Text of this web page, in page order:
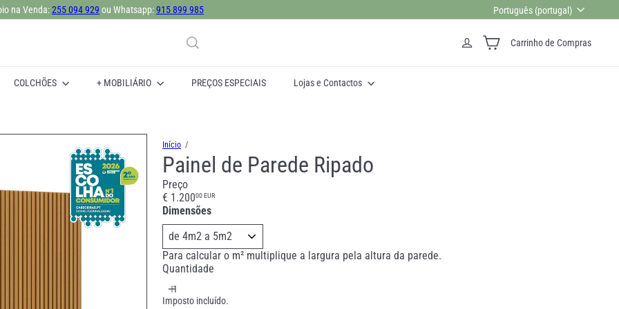
slideshow
na Venda:255 094 929 ou Whatsapp:915 899 985 Português (portugal)
Carrinho de Compras
COLCHÕES + MOBILIÁRIO PREÇOS ESPECIAIS Lojas e Contactos
Início
Painel de Parede Ripado
Preço
Preço
normal
€ 1.20000 EUR
Dimensões
Para calcular o m² multiplique a largura pela altura da parede.
Quantidade
Imposto incluído.